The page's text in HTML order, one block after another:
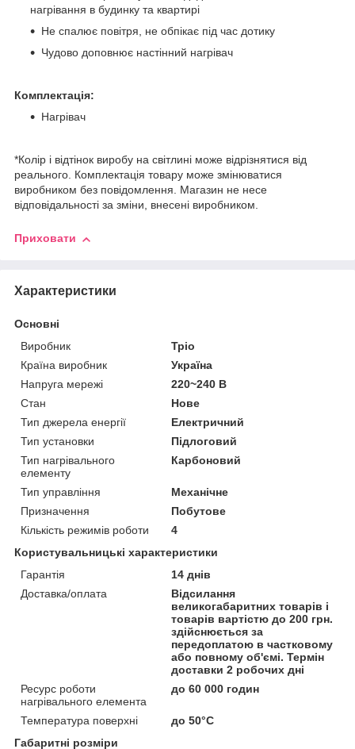
нагрівання в будинку та квартирі
Не спалює повітря, не обпікає під час дотику
Чудово доповнює настінний нагрівач
Комплектація:
Нагрівач
*Колір і відтінок виробу на світлині може відрізнятися від
реального. Комплектація товару може змінюватися
виробником без повідомлення. Магазин не несе
відповідальності за зміни, внесені виробником.
Приховати
Характеристики
Основні
Виробник
Тріо
Країна виробник
Україна
Напруга мережі
220~240 В
Стан
Нове
Тип джерела енергії
Електричний
Тип установки
Підлоговий
Тип нагрівального
елементу
Карбоновий
Тип управління
Механічне
Призначення
Побутове
Кількість режимів роботи
4
Користувальницькі характеристики
Гарантія
14 днів
Доставка/оплата
Відсилання
великогабаритних товарів і
товарів вартістю до 200 грн.
здійснюється за
передоплатою в частковому
або повному об'ємі. Термін
доставки 2 робочих дні
Ресурс роботи
нагрівального елемента
до 60 000 годин
Температура поверхні
до 50°С
Габаритні розміри